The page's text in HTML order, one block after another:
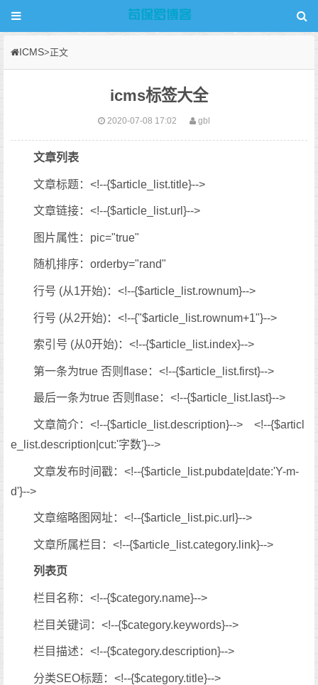
ICMS>正文
icms标签大全
2020-07-08 17:02 gbl
文章列表
文章标题：<!--{$article_list.title}-->
文章链接：<!--{$article_list.url}-->
图片属性：pic="true"
随机排序：orderby="rand"
行号 (从1开始)：<!--{$article_list.rownum}-->
行号 (从2开始)：<!--{"$article_list.rownum+1"}-->
索引号 (从0开始)：<!--{$article_list.index}-->
第一条为true 否则flase：<!--{$article_list.first}-->
最后一条为true 否则flase：<!--{$article_list.last}-->
文章简介：<!--{$article_list.description}--> <!--{$articl
e_list.description|cut:'字数'}-->
文章发布时间戳：<!--{$article_list.pubdate|date:'Y-m-
d'}-->
文章缩略图网址：<!--{$article_list.pic.url}-->
文章所属栏目：<!--{$article_list.category.link}-->
列表页
栏目名称：<!--{$category.name}-->
栏目关键词：<!--{$category.keywords}-->
栏目描述：<!--{$category.description}-->
分类SEO标题：<!--{$category.title}-->